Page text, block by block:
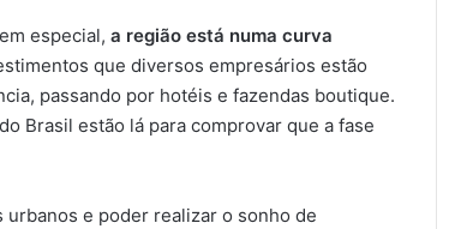
especial, a região está numa curva
que diversos empresários estão
passando por hotéis e fazendas boutique.
Brasil estão lá para comprovar que a fase
e poder realizar o sonho de